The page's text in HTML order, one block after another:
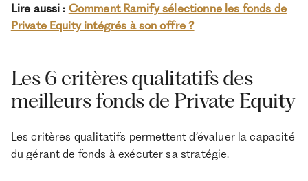
actifs tangibles
(immeubles, bureaux,
centres commerciaux,
investissement
individuelles parmi les
deals proposés par d’autres
fonds partenaires
Private Equity
Infrastructure
Développement,
amélioration et
10,7%TRI
Lire aussi : Comment Ramify sélectionne les fonds de
Private Equity intégrés à son offre ?
Les 6 critères qualitatifs des
meilleurs fonds de Private Equity
Les critères qualitatifs permettent d’évaluer la capacité
du gérant de fonds à exécuter sa stratégie.